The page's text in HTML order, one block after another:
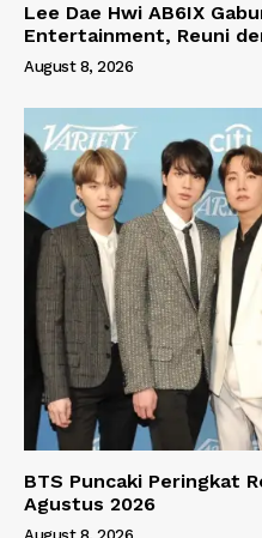
Lee Dae Hwi AB6IX
Entertainment, Reuni
August 8, 2026
BTS Puncaki Peringkat
Agustus 2026